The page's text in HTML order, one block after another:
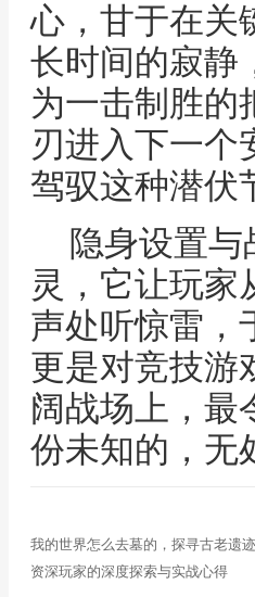
心，甘于在关
长时间的寂静
为一击制胜的
刃进入下一个
驾驭这种潜伏
隐身设置
灵，它让玩家
声处听惊雷，
更是对竞技游
阔战场上，最
份未知的，无
我的世界怎么去墓的，探寻古老遗
资深玩家的深度探索与实战心得